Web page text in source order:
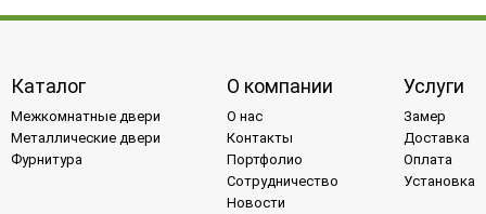
Каталог
Межкомнатные двери
Металлические двери
Фурнитура
О компании
О нас
Контакты
Портфолио
Сотрудничество
Новости
Услуги
Замер
Доставка
Оплата
Установка